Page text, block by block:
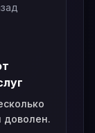
доволен.